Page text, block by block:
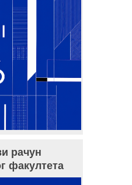
рачун
факултета